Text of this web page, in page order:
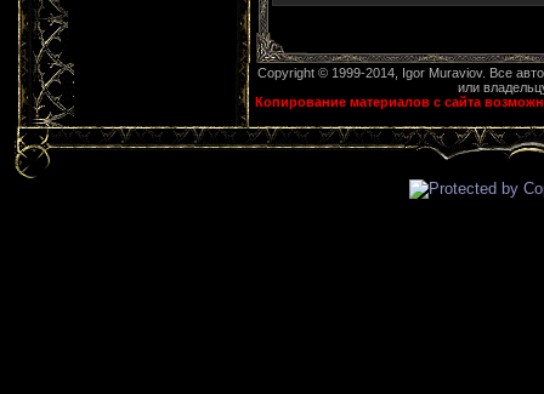
Copyright © 1999-2014, Igor Muraviov. Все
или
Копирование материалов с сайта